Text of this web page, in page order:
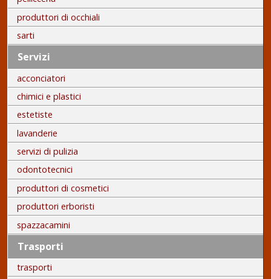
produttori di occhiali
sarti
Servizi
acconciatori
chimici e plastici
estetiste
lavanderie
servizi di pulizia
odontotecnici
produttori di cosmetici
produttori erboristi
spazzacamini
Trasporti
trasporti